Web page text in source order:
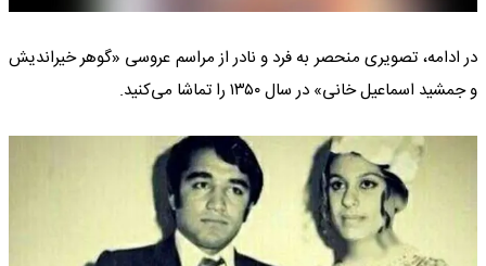
در ادامه، تصویری منحصر به فرد و نادر از مراسم عروسی «گوهر خیراندیش
و جمشید اسماعیل خانی» در سال ۱۳۵۰ را تماشا می‌کنید.